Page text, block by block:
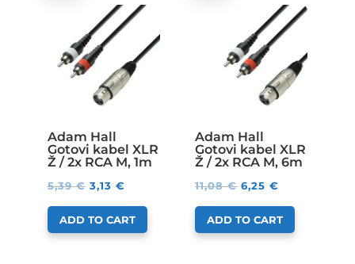
Adam Hall
Gotovi kabel XLR
Ž / 2x RCA M, 1m
5,39€ 3,13 €
ADD TO CART
Adam Hall
Gotovi kabel XLR
Ž / 2x RCA M, 6m
11,08€ 6,25€
ADD TO CART